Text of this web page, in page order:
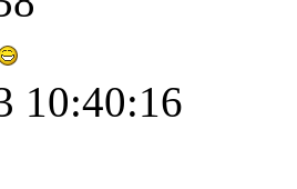
10:40:16